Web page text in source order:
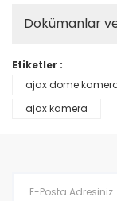
Dokümanlar
Etiketler :
ajax dome
ajax kamera